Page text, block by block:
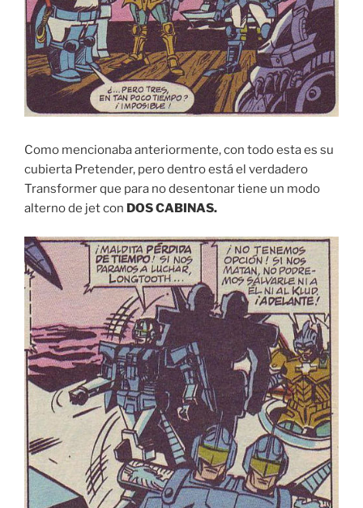
Como mencionaba anteriormente, con todo esta es su
cubierta Pretender, pero dentro está el verdadero
Transformer que para no desentonar tiene un modo
alterno de jet con DOS CABINAS.